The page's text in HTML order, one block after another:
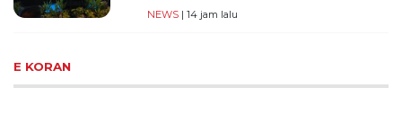
NEWS | 14 jam lalu
E KORAN